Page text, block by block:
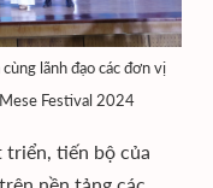
lãnh đạo các đơn vị
Festival 2024
triển, tiến bộ của